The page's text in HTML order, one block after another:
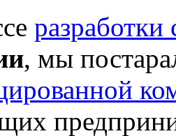
разработки
, мы